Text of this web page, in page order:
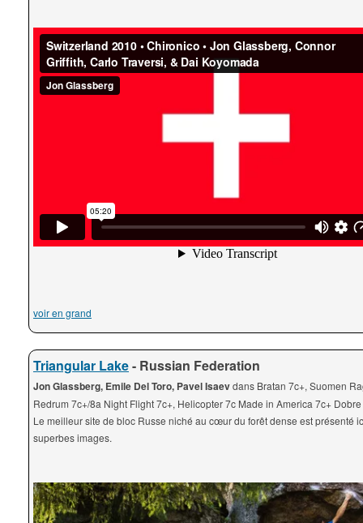
voir en grand
Triangular Lake- Russian Federation
Jon Glassberg, Emile Del Toro, Pavel Isaevdans Bratan 7c+, Suomen
Redrum 7c+/8a Night Flight 7c+, Helicopter 7c Made in America 7c+
Le meilleur site de bloc Russe niché au cœur du forêt dense est présenté
superbes images.